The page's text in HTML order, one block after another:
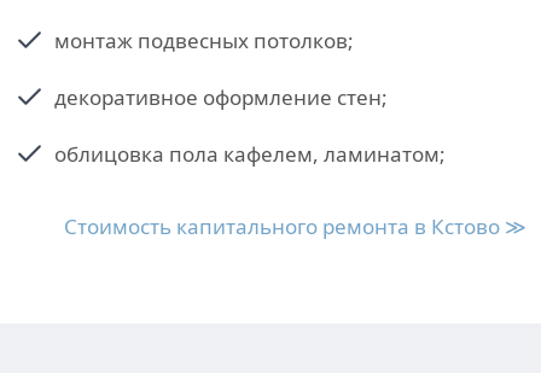
монтаж подвесных потолков;
декоративное оформление стен;
облицовка пола кафелем, ламинатом;
Стоимость капитального ремонта в Кстово ≫